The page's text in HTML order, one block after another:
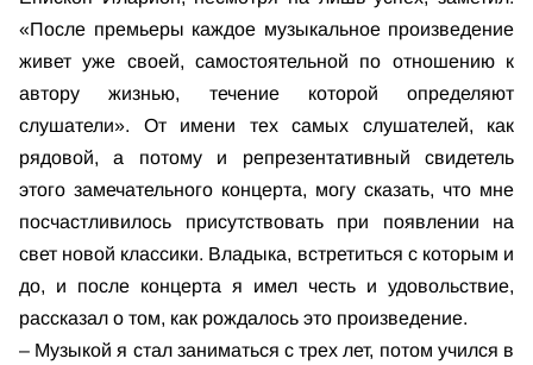
«После премьеры каждое музыкальное произведение
живет уже своей, самостоятельной по отношению к
автору жизнью, течение которой определяют
слушатели». От имени тех самых слушателей, как
рядовой, а потому и репрезентативный свидетель
этого замечательного концерта, могу сказать, что мне
посчастливилось присутствовать при появлении на
свет новой классики. Владыка, встретиться с которым и
до, и после концерта я имел честь и удовольствие,
рассказал о том, как рождалось это произведение.
– Музыкой я стал заниматься с трех лет, потом учился в